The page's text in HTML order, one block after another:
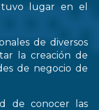
lugar en el
de diversos
la creación de
de negocio de
de conocer las